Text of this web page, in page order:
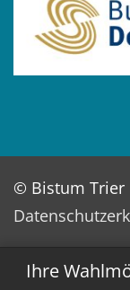
Ihre
© Bistum Trier